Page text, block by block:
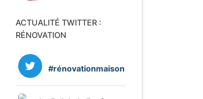
ACTUALITÉ TWITTER :
RÉNOVATION
#rénovationmaison